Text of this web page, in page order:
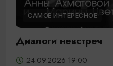
САМОЕ ИНТЕРЕСНОЕ
Диалоги невстреч
24.09.2026 19:00